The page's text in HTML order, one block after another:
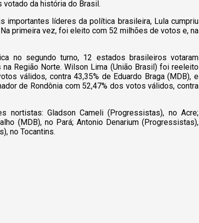
da história do Brasil.
importantes líderes da política brasileira, Lula cumpriu
primeira vez, foi eleito com 52 milhões de votos e, na
no segundo turno, 12 estados brasileiros votaram
Região Norte. Wilson Lima (União Brasil) foi reeleito
válidos, contra 43,35% de Eduardo Braga (MDB), e
de Rondônia com 52,47% dos votos válidos, contra
nortistas: Gladson Cameli (Progressistas), no Acre;
(MDB), no Pará; Antonio Denarium (Progressistas),
no Tocantins.